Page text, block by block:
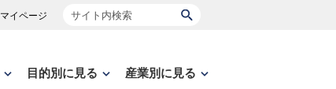
マイページ サイト内検索
目的別に見る 産業別に見る